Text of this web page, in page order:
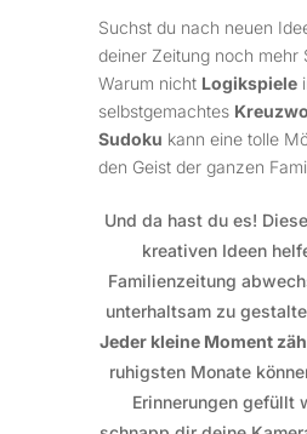
Suchst du nach neuen
deiner Zeitung noch mehr
Warum nicht Logikspiele
selbstgemachtes
Sudoku kann eine tolle
den Geist der ganzen
Und da hast du es!
kreativen Ideen
Familienzeitung
unterhaltsam zu
Jeder kleine Moment
ruhigsten Monate
Erinnerungen gefüllt